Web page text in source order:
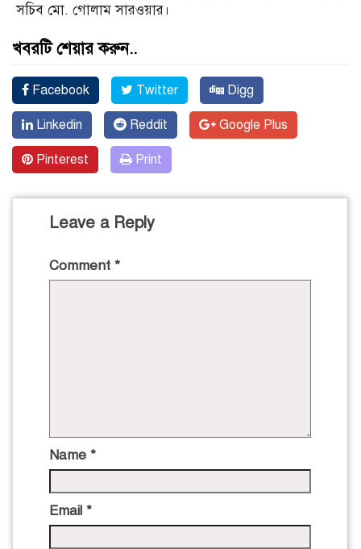
সচিব মো. গোলাম সারওয়ার।
খবরটি শেয়ার করুন..
Facebook Twitter Digg
Linkedin Reddit Google Plus
Pinterest Print
Leave a Reply
Comment *
Name *
Email *